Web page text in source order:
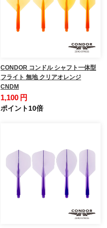
CONDOR コンドル シャフト一体型
フライト 無地 クリアオレンジ
CNDM
1,100 円
ポイント10倍